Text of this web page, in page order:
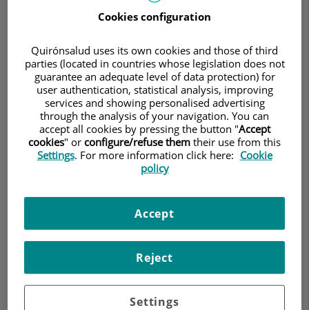
Dr. Manel Bardají
Bofill
CIRUGÍA GENERAL ADULTOS
Pedir cita
Intestino delgado
Manifestaciones Digestivas de Problemas
Cookies configuration
Quirónsalud uses its own cookies and those of third
parties (located in countries whose legislation does not
guarantee an adequate level of data protection) for
user authentication, statistical analysis, improving
services and showing personalised advertising
through the analysis of your navigation. You can
accept all cookies by pressing the button "Accept
cookies" or configure/refuse them their use from this
Settings. For more information click here: Cookie
policy
Settings
Reject
Accept